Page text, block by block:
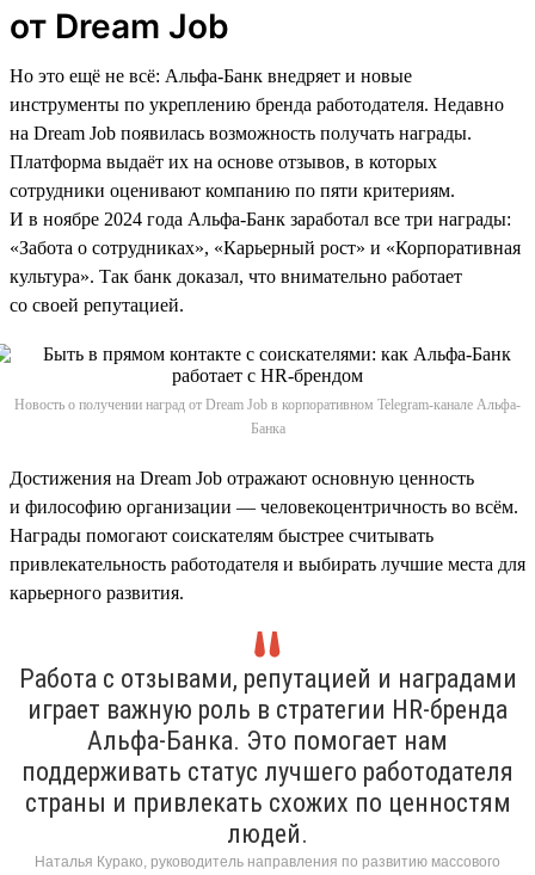
от Dream Job
Но это ещё не всё: Альфа-Банк внедряет и новые
инструменты по укреплению бренда работодателя. Недавно
на Dream Job появилась возможность получать награды.
Платформа выдаёт их на основе отзывов, в которых
сотрудники оценивают компанию по пяти критериям.
И в ноябре 2024 года Альфа-Банк заработал все три награды:
«Забота о сотрудниках», «Карьерный рост» и «Корпоративная
культура». Так банк доказал, что внимательно работает
со своей репутацией.
Новость о получении наград от Dream Job в корпоративном Telegram-канале Альфа-
Банка
Достижения на Dream Job отражают основную ценность
и философию организации — человекоцентричность во всём.
Награды помогают соискателям быстрее считывать
привлекательность работодателя и выбирать лучшие места для
карьерного развития.
Работа с отзывами, репутацией и наградами
играет важную роль в стратегии HR-бренда
Альфа-Банка. Это помогает нам
поддерживать статус лучшего работодателя
страны и привлекать схожих по ценностям
людей.
Наталья Курако, руководитель направления по развитию массового